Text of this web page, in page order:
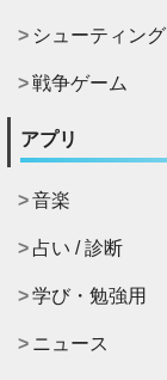
シューティング
戦争ゲーム
アプリ
音楽
占い / 診断
学び・勉強用
ニュース